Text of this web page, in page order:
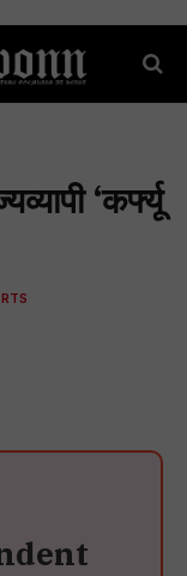
‘कर्फ्यू